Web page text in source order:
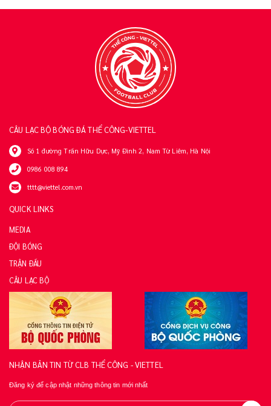
CÂU LẠC BỘ BÓNG ĐÁ THỂ CÔNG-VIETTEL
Số 1 đường Trần Hữu Dực, Mỹ Đình 2, Nam Từ Liêm, Hà Nội
0986 008 894
tttt@viettel.com.vn
QUICK LINKS
MEDIA
ĐỘI BÓNG
TRẬN ĐẤU
CÂU LẠC BỘ
NHẬN BẢN TIN TỪ CLB THỂ CÔNG - VIETTEL
Đăng ký để cập nhật những thông tin mới nhất